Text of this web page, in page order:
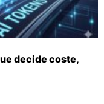
decide coste,